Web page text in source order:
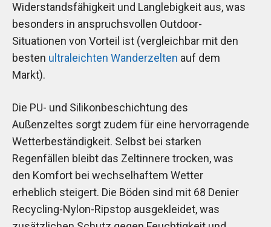
Widerstandsfähigkeit und Langlebigkeit aus, was
besonders in anspruchsvollen Outdoor-
Situationen von Vorteil ist (vergleichbar mit den
besten ultraleichten Wanderzelten auf dem
Markt).
Die PU- und Silikonbeschichtung des
Außenzeltes sorgt zudem für eine hervorragende
Wetterbeständigkeit. Selbst bei starken
Regenfällen bleibt das Zeltinnere trocken, was
den Komfort bei wechselhaftem Wetter
erheblich steigert. Die Böden sind mit 68 Denier
Recycling-Nylon-Ripstop ausgekleidet, was